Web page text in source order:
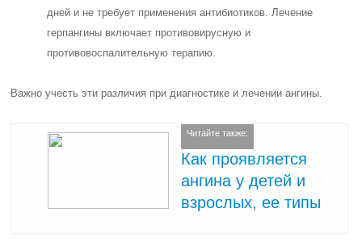
дней и не требует применения антибиотиков. Лечение
герпангины включает противовирусную и
противовоспалительную терапию.
Важно учесть эти различия при диагностике и лечении ангины.
Читайте также:
Как проявляется
ангина у детей и
взрослых, ее типы